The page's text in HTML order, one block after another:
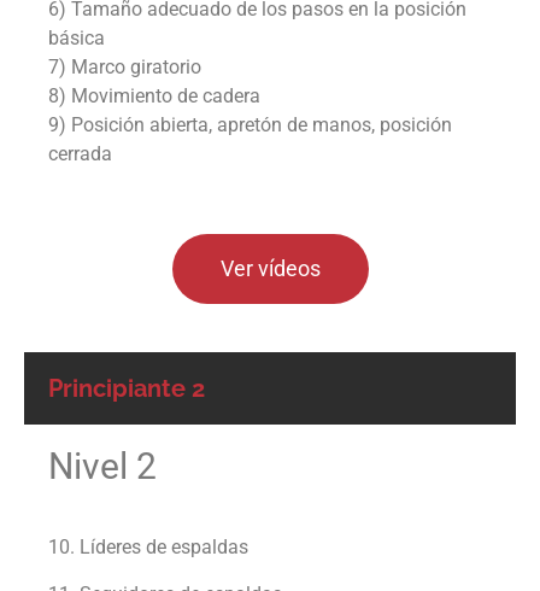
6) Tamaño adecuado de los pasos en la posición
básica
7) Marco giratorio
8) Movimiento de cadera
9) Posición abierta, apretón de manos, posición
cerrada
Ver vídeos
Principiante 2
Nivel 2
10. Líderes de espaldas